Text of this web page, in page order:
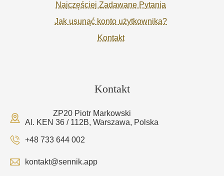
Najczęściej Zadawane Pytania
Jak usunąć konto użytkownika?
Kontakt
Kontakt
ZP20 Piotr Markowski
Al. KEN 36 / 112B, Warszawa, Polska
+48 733 644 002
kontakt@sennik.app